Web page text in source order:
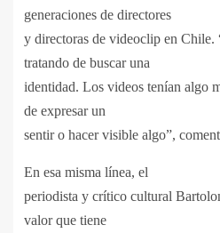
generaciones de directores
y directoras de videoclip en Chile.
tratando de buscar una
identidad. Los videos tenían algo
de expresar un
sentir o hacer visible algo”,
En esa misma línea, el
periodista y crítico cultural
valor que tiene